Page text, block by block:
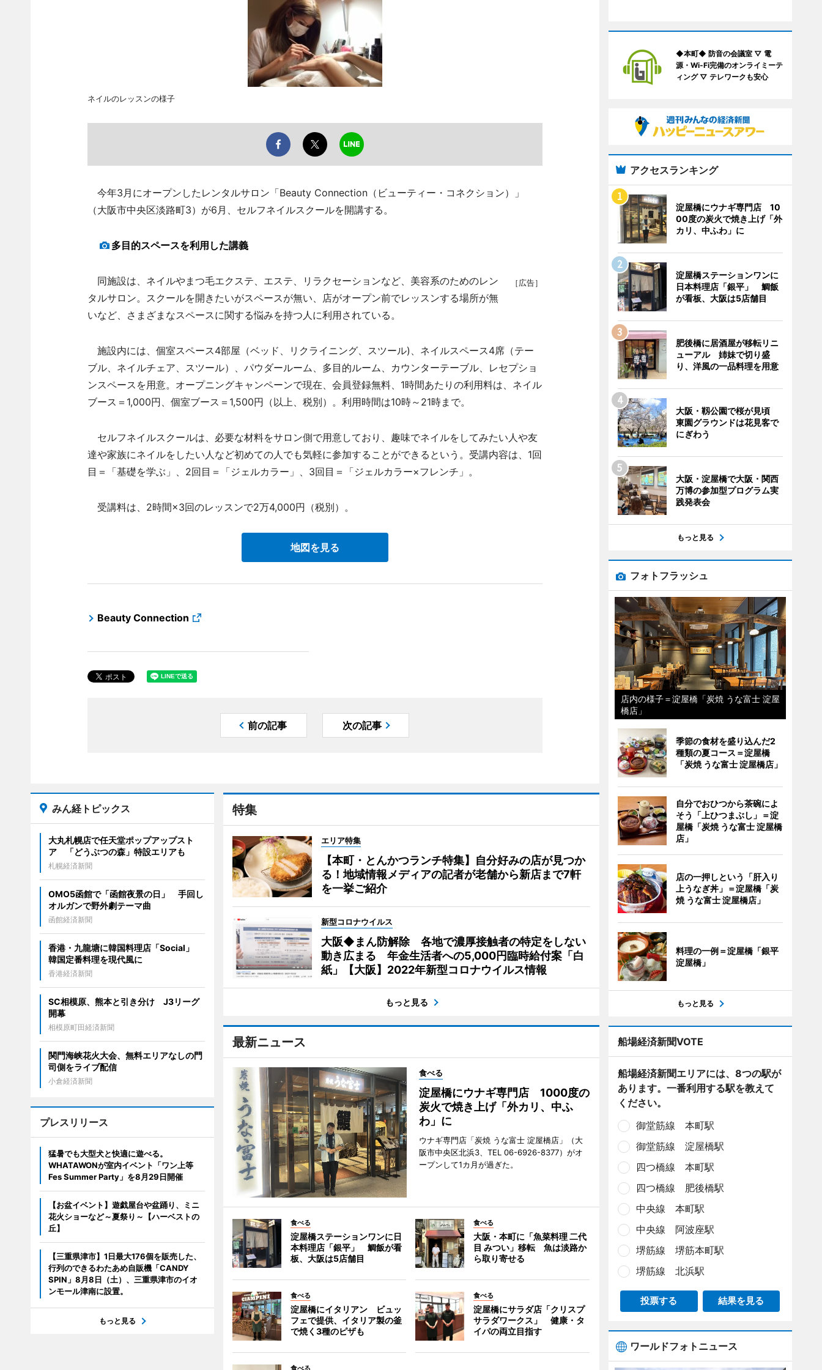
ネイルのレッスンの様子
今年3月にオープンしたレンタルサロン「Beauty Connection（ビューティー・コネクション）」
（大阪市中央区淡路町3）が6月、セルフネイルスクールを開講する。
多目的スペースを利用した講義
［広告］
同施設は、ネイルやまつ毛エクステ、エステ、リラクセーションなど、美容系のためのレン
タルサロン。スクールを開きたいがスペースが無い、店がオープン前でレッスンする場所が無
いなど、さまざまなスペースに関する悩みを持つ人に利用されている。
施設内には、個室スペース4部屋（ベッド、リクライニング、スツール)、ネイルスペース4席（テー
ブル、ネイルチェア、スツール）、パウダールーム、多目的ルーム、カウンターテーブル、レセプショ
ンスペースを用意。オープニングキャンペーンで現在、会員登録無料、1時間あたりの利用料は、ネイル
ブース＝1,000円、個室ブース＝1,500円（以上、税別）。利用時間は10時～21時まで。
セルフネイルスクールは、必要な材料をサロン側で用意しており、趣味でネイルをしてみたい人や友
達や家族にネイルをしたい人など初めての人でも気軽に参加することができるという。受講内容は、1回
目＝「基礎を学ぶ」、2回目＝「ジェルカラー」、3回目＝「ジェルカラー×フレンチ」。
受講料は、2時間×3回のレッスンで2万4,000円（税別）。
地図を見る
Beauty Connection
前の記事 次の記事
特集
エリア特集
【本町・とんかつランチ特集】自分好みの店が見つか
る！地域情報メディアの記者が老舗から新店まで7軒
を一挙ご紹介
新型コロナウイルス
大阪◆まん防解除 各地で濃厚接触者の特定をしない
動き広まる 年金生活者への5,000円臨時給付案「白
紙」【大阪】2022年新型コロナウイルス情報
もっと見る
最新ニュース
食べる
淀屋橋にウナギ専門店 1000度の
炭火で焼き上げ「外カリ、中ふ
わ」に
ウナギ専門店「炭焼 うな富士 淀屋橋店」（大
阪市中央区北浜3、TEL 06-6926-8377）がオ
ープンして1カ月が過ぎた。
食べる
淀屋橋ステーションワンに日
本料理店「銀平」 鯛飯が看
板、大阪は5店舗目
食べる
大阪・本町に「魚菜料理 二代
目 みつい」移転 魚は淡路か
ら取り寄せる
食べる
淀屋橋にイタリアン ビュッ
フェで提供、イタリア製の釜
で焼く3種のピザも
食べる
淀屋橋にサラダ店「クリスプ
サラダワークス」 健康・タ
イパの両立目指す
食べる
みん経トピックス
大丸札幌店で任天堂ポップアップスト
ア 「どうぶつの森」特設エリアも
札幌経済新聞
OMO5函館で「函館夜景の日」 手回し
オルガンで野外劇テーマ曲
函館経済新聞
香港・九龍塘に韓国料理店「Social」
韓国定番料理を現代風に
香港経済新聞
SC相模原、熊本と引き分け J3リーグ
開幕
相模原町田経済新聞
関門海峡花火大会、無料エリアなしの門
司側をライブ配信
小倉経済新聞
プレスリリース
猛暑でも大型犬と快適に遊べる。
WHATAWONが室内イベント「ワン上等
Fes Summer Party」を8月29日開催
【お盆イベント】遊戯屋台や盆踊り、ミニ
花火ショーなど～夏祭り～【ハーベストの
丘】
【三重県津市】1日最大176個を販売した、
行列のできるわたあめ自販機「CANDY
SPIN」8月8日（土）、三重県津市のイオ
ンモール津南に設置。
もっと見る
◆本町◆ 防音の会議室 ▽ 電
源・Wi-Fi完備のオンライミーテ
ィング ▽ テレワークも安心
アクセスランキング
淀屋橋にウナギ専門店 10
00度の炭火で焼き上げ「外
カリ、中ふわ」に
淀屋橋ステーションワンに
日本料理店「銀平」 鯛飯
が看板、大阪は5店舗目
肥後橋に居酒屋が移転リニ
ューアル 姉妹で切り盛
り、洋風の一品料理を用意
大阪・靱公園で桜が見頃
東園グラウンドは花見客で
にぎわう
大阪・淀屋橋で大阪・関西
万博の参加型プログラム実
践発表会
もっと見る
フォトフラッシュ
店内の様子＝淀屋橋「炭焼 うな富士 淀屋
橋店」
季節の食材を盛り込んだ2
種類の夏コース＝淀屋橋
「炭焼 うな富士 淀屋橋店」
自分でおひつから茶碗によ
そう「上ひつまぶし」＝淀
屋橋「炭焼 うな富士 淀屋橋
店」
店の一押しという「肝入り
上うなぎ丼」＝淀屋橋「炭
焼 うな富士 淀屋橋店」
料理の一例＝淀屋橋「銀平
淀屋橋」
もっと見る
船場経済新聞VOTE
船場経済新聞エリアには、8つの駅が
あります。一番利用する駅を教えて
ください。
御堂筋線 本町駅
御堂筋線 淀屋橋駅
四つ橋線 本町駅
四つ橋線 肥後橋駅
中央線 本町駅
中央線 阿波座駅
堺筋線 堺筋本町駅
堺筋線 北浜駅
投票する 結果を見る
ワールドフォトニュース